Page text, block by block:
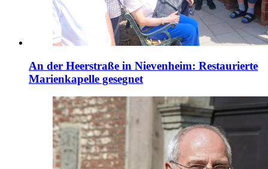
An der Heerstraße in Nievenheim: Restaurierte
Marienkapelle gesegnet